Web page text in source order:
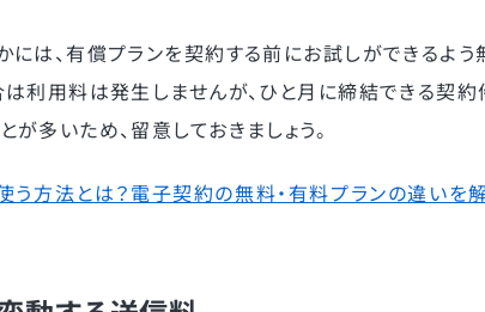
には、有償プランを契約する前にお試しができるよ
は利用料は発生しませんが、ひと月に締結できる契
多いため、留意しておきましょう。
う方法とは？電子契約の無料・有料プランの違いを